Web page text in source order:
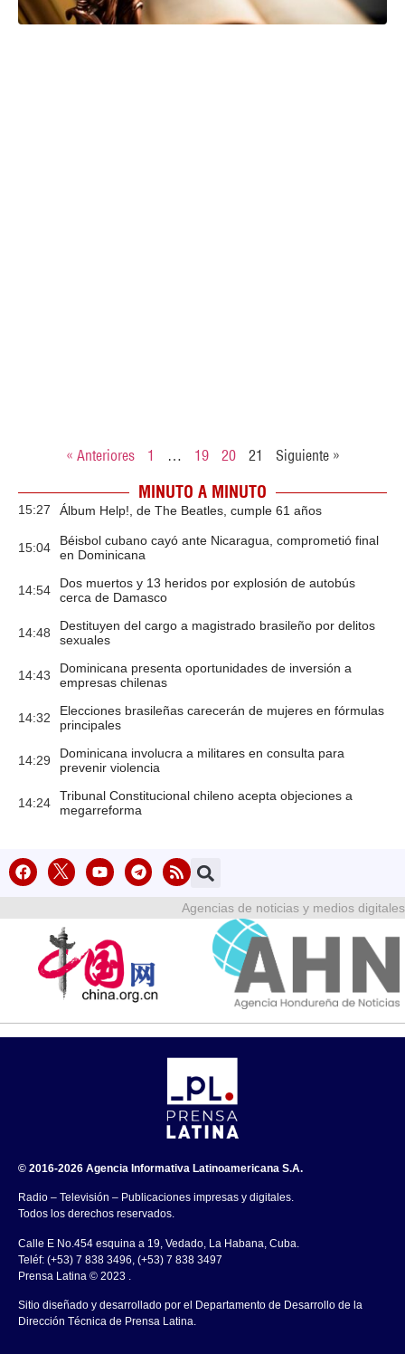
« Anteriores 1 … 19 20 21 Siguiente »
MINUTO A MINUTO
15:27 Álbum Help!, de The Beatles, cumple 61 años
15:04
Béisbol cubano cayó ante Nicaragua, comprometió final
en Dominicana
14:54
Dos muertos y 13 heridos por explosión de autobús
cerca de Damasco
14:48
Destituyen del cargo a magistrado brasileño por delitos
sexuales
14:43
Dominicana presenta oportunidades de inversión a
empresas chilenas
14:32
Elecciones brasileñas carecerán de mujeres en fórmulas
principales
14:29
Dominicana involucra a militares en consulta para
prevenir violencia
14:24
Tribunal Constitucional chileno acepta objeciones a
megarreforma
Agencias de noticias y medios digitales
© 2016-2026 Agencia Informativa Latinoamericana S.A.
Radio – Televisión – Publicaciones impresas y digitales.
Todos los derechos reservados.
Calle E No.454 esquina a 19, Vedado, La Habana, Cuba.
Teléf: (+53) 7 838 3496, (+53) 7 838 3497
Prensa Latina © 2023 .
Sitio diseñado y desarrollado por el Departamento de Desarrollo de la
Dirección Técnica de Prensa Latina.